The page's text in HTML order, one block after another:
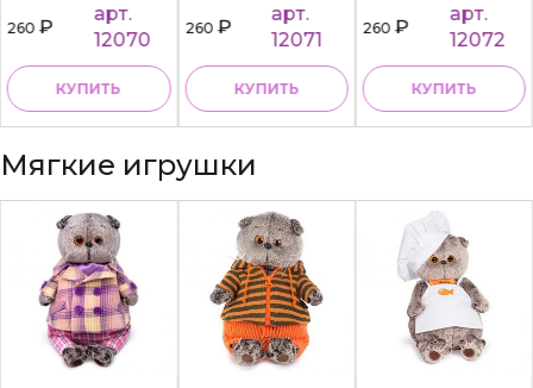
260₽
арт.
12070
КУПИТЬ
260₽
арт.
12071
КУПИТЬ
260₽
арт.
12072
КУПИТЬ
Мягкие игрушки